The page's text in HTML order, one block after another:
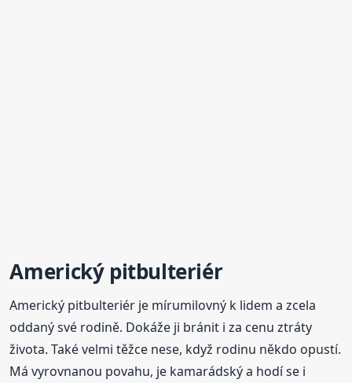
Americký pitbulteriér
Americký pitbulteriér je mírumilovný k lidem a zcela
oddaný své rodině. Dokáže ji bránit i za cenu ztráty
života. Také velmi těžce nese, když rodinu někdo opustí.
Má vyrovnanou povahu, je kamarádský a hodí se i